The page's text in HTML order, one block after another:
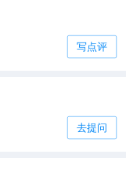
写点评
去提问